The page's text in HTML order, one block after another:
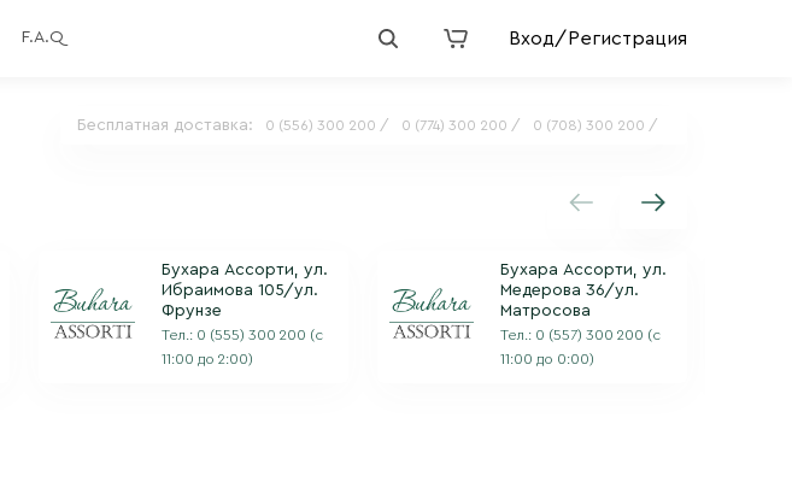
F.A.Q Вход/Регистрация
Бесплатная доставка: 0 (556) 300 200 / 0 (774) 300 200 / 0 (708) 300 200 /
Бухара Ассорти, ул.
Ибраимова 105/ул.
Фрунзе
Тел.: 0 (555) 300 200 (с
11:00 до 2:00)
Бухара Ассорти, ул.
Медерова 36/ул.
Матросова
Тел.: 0 (557) 300 200 (с
11:00 до 0:00)